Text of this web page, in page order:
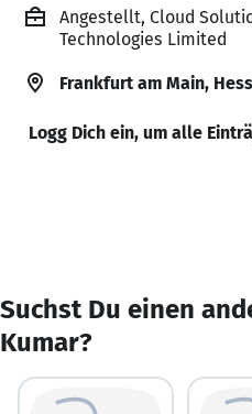
Angestellt, Cloud
Technologies Limited
Frankfurt am Main,
Logg Dich ein, um alle
Suchst Du einen
Kumar?